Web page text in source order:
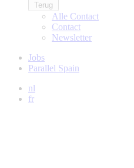
Terug
Alle Contact
Contact
Newsletter
Jobs
Parallel Spain
nl
fr